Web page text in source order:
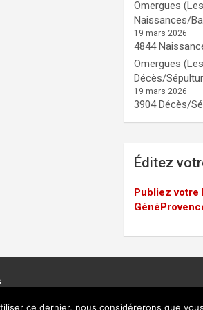
Omergues
Naissances/
19 mars 2026
4844
Omergues
Décès/
19 mars 2026
3904 Décès/
Éditez
Publiez votre
ce dernier, nous considérerons que